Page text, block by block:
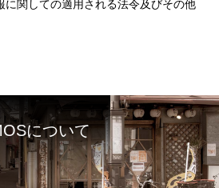
に関しての適用される法令及びその他
について